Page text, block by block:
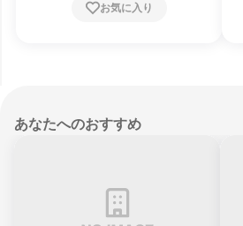
お気に入り
あなたへのおすすめ